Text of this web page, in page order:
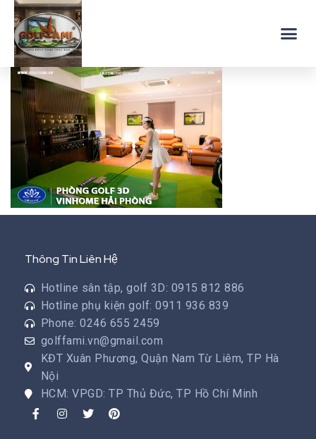
Thông Tin Liên Hệ
Hotline sân tập, golf 3D: 0915 812 886
Hotline phụ kiện golf: 0911 936 839
Phone: 0246 655 2459
golffami.vn@gmail.com
KĐT Xuân Phương, Quận Nam Từ Liêm, TP Hà
Nội
HCM: VPGD: TP Thủ Đức, TP Hồ Chí Minh